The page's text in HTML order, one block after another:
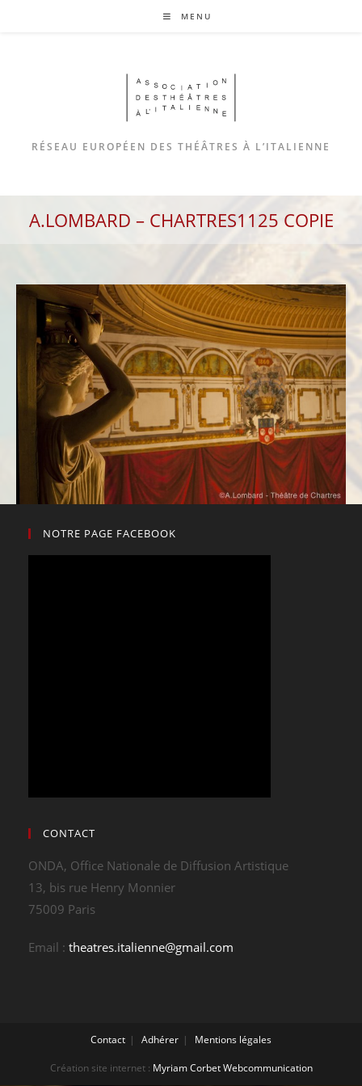
MENU
RÉSEAU EUROPÉEN DES THÉÂTRES À L’ITALIENNE
A.LOMBARD – CHARTRES1125 COPIE
NOTRE PAGE FACEBOOK
CONTACT
ONDA, Office Nationale de Diffusion Artistique
13, bis rue Henry Monnier
75009 Paris
Email : theatres.italienne@gmail.com
Contact Adhérer Mentions légales
Création site internet : Myriam Corbet Webcommunication